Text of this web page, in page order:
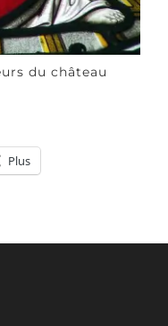
du château
Plus